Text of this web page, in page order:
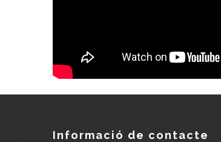
Informació de contacte